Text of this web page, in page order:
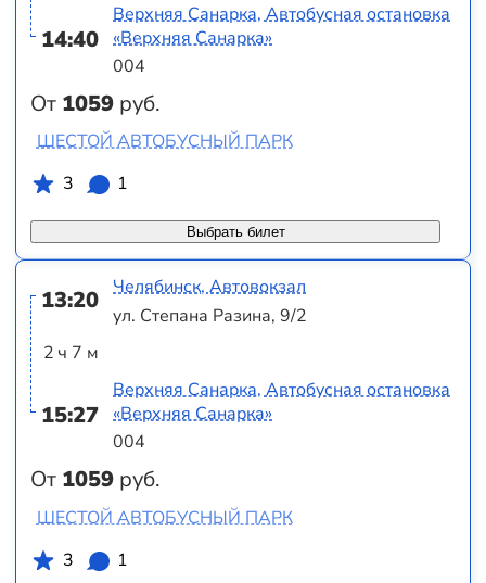
14:40
От 1059 руб.
Верхняя Санарка, Автобусная остановка
«Верхняя Санарка»
004
Выбрать билет
ШЕСТОЙ АВТОБУСНЫЙ ПАРК
3
1
13:20
2 ч 7 м
15:27
От 1059 руб.
Челябинск, Автовокзал
ул. Степана Разина, 9/2
Верхняя Санарка, Автобусная остановка
«Верхняя Санарка»
004
ШЕСТОЙ АВТОБУСНЫЙ ПАРК
3
1